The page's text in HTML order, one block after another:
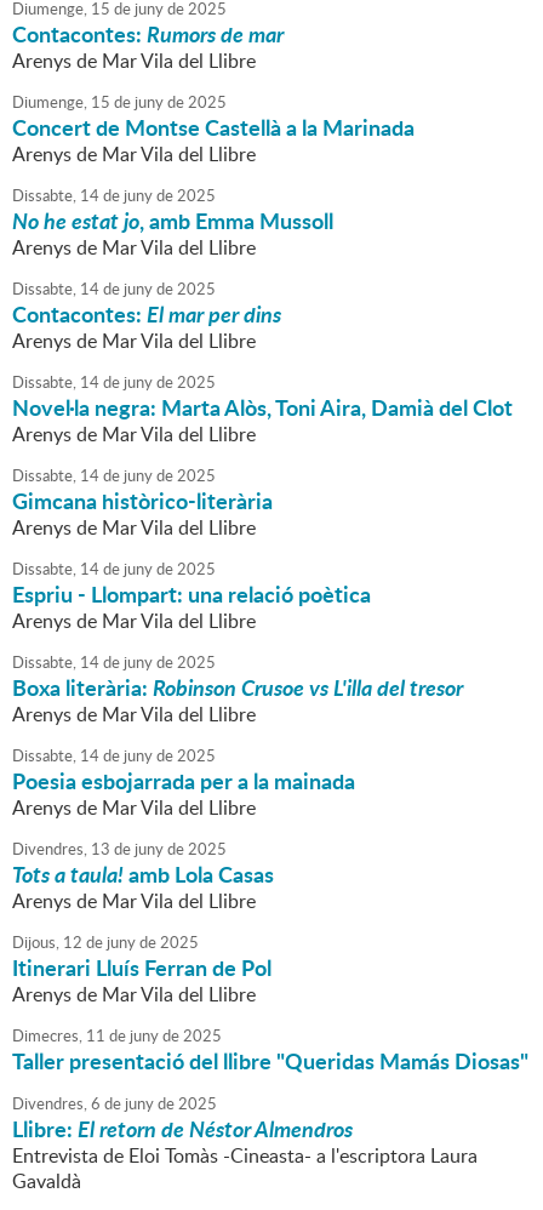
Diumenge, 15 de junyde2025
Contacontes:Rumors de mar
Arenys de Mar Vila del Llibre
Diumenge, 15 de junyde2025
Concert de Montse Castellà a la Marinada
Arenys de Mar Vila del Llibre
Dissabte, 14de junyde2025
No he estat jo, amb Emma Mussoll
Arenys de Mar Vila del Llibre
Dissabte, 14de junyde2025
Contacontes:El mar per dins
Arenys de Mar Vila del Llibre
Dissabte, 14de junyde2025
Novel·la negra: Marta Alòs, Toni Aira, Damià del Clot
Arenys de Mar Vila del Llibre
Dissabte, 14de junyde2025
Gimcana històrico-literària
Arenys de Mar Vila del Llibre
Dissabte, 14de junyde2025
Espriu - Llompart: una relació poètica
Arenys de Mar Vila del Llibre
Dissabte, 14de junyde2025
Boxa literària:Robinson Crusoe vs L'illa del tresor
Arenys de Mar Vila del Llibre
Dissabte, 14de junyde2025
Poesia esbojarrada per a la mainada
Arenys de Mar Vila del Llibre
Divendres, 13 de junyde2025
Tots a taula!amb Lola Casas
Arenys de Mar Vila del Llibre
Dijous, 12 de junyde2025
Itinerari Lluís Ferran de Pol
Arenys de Mar Vila del Llibre
Dimecres, 11 de junyde2025
Taller presentació del llibre "Queridas Mamás Diosas"
Divendres,6 de junyde2025
Llibre:El retorn de Néstor Almendros
Entrevista de Eloi Tomàs -Cineasta- a l'escriptora Laura
Gavaldà